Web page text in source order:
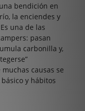
bendición en
la enciendes y
una de las
pasan
carbonilla y,
causas se
y hábitos